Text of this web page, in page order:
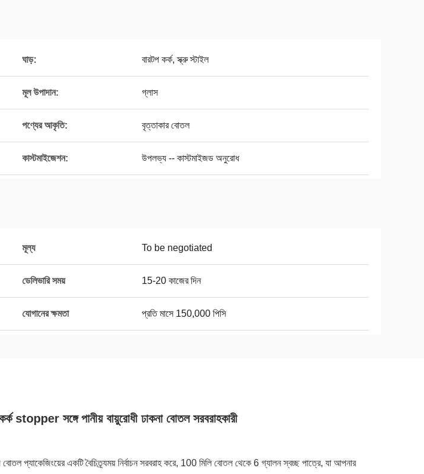
ঘাড়: বারটপ কর্ক, স্ক্রু স্টাইল
মূল উপাদান: গ্লাস
পণ্যের আকৃতি: বৃত্তাকার বোতল
কাস্টমাইজেশন: উপলভ্য -- কাস্টমাইজড অনুরোধ
মূল্য To be negotiated
ডেলিভারি সময় 15-20 কাজের দিন
যোগানের ক্ষমতা প্রতি মাসে 150,000 পিসি
stopper সঙ্গে পানীয় বায়ুরোধী ঢাকনা বোতল সরবরাহকারী
প্যাকেজিংয়ের একটি বৈচিত্র্যময় নির্বাচন সরবরাহ করে, 100 মিলি বোতল থেকে 6 গ্যালন স্বচ্ছ পাত্রে, যা আপনার